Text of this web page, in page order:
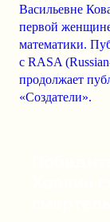
Васильевне
первой
математики.
с RASA
продолжает
«Создатели».